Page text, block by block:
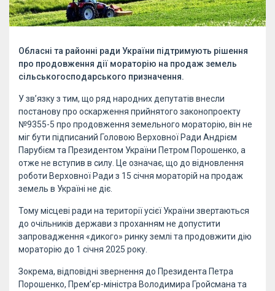
Обласні та районні ради України підтримують рішення
про продовження дії мораторію на продаж земель
сільськогосподарського призначення.
У зв’язку з тим, що ряд народних депутатів внесли
постанову про оскарження прийнятого законопроекту
№9355-5 про продовження земельного мораторію, він не
міг бути підписаний Головою Верховної Ради Андрієм
Парубієм та Президентом України Петром Порошенко, а
отже не вступив в силу. Це означає, що до відновлення
роботи Верховної Ради з 15 січня мораторій на продаж
земель в Україні не діє.
Тому місцеві ради на території усієї України звертаються
до очільників держави з проханням не допустити
запровадження «дикого» ринку землі та продовжити дію
мораторію до 1 січня 2025 року.
Зокрема, відповідні звернення до Президента Петра
Порошенко, Прем’єр-міністра Володимира Гройсмана та